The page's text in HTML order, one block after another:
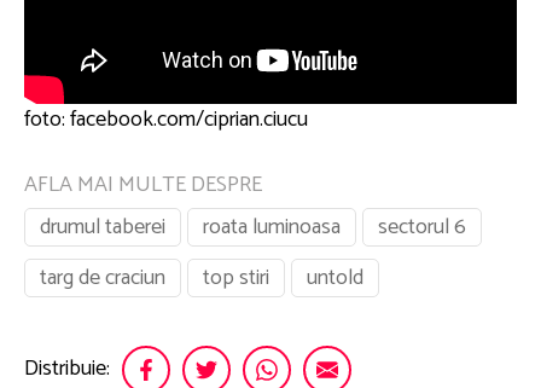
foto: facebook.com/ciprian.ciucu
AFLA MAI MULTE DESPRE
drumul taberei
roata luminoasa
sectorul 6
targ de craciun
top stiri untold
Distribuie: